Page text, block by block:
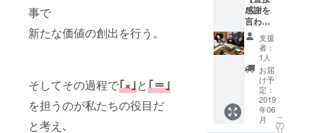
事で
新たな価値の創出を行う。
そしてその過程で｢×｣と｢＝｣
を担うのが私たちの役目だ
と考え､
10kgお
届けし
ます。
是非食
べてみ
てくだ
さい！
内容と
しては
・お米
10kg ・
感謝を
言わせ
てくだ
さ
い。】
これま
での私
たちの
経験
や、ど
のよう
支援
者：
1人
お届
け予
定：
2019
年06
月
こ
の